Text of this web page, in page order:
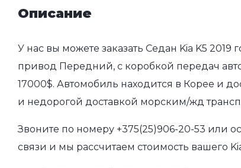
Описание
У нас вы можете заказать Седан Kia K5 2019
привод Передний, с коробкой передач
17000$. Автомобиль находится в Корее и
и недорогой доставкой морским/жд
Звоните по номеру +375(25)906-20-53 или
связи и мы рассчитаем стоимость вашего